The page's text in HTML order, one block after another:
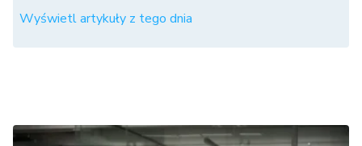
Wyświetl artykuły z tego dnia